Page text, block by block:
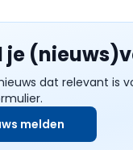
je
dat relevant is
melden